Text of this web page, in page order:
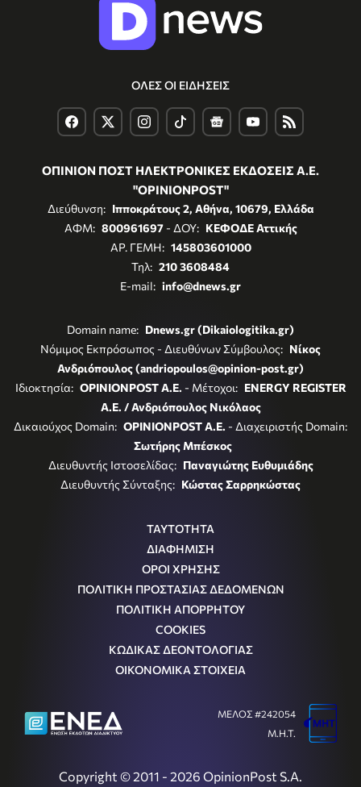
ΟΛΕΣ ΟΙ ΕΙΔΗΣΕΙΣ
ΟΠΙΝΙΟΝ ΠΟΣΤ ΗΛΕΚΤΡΟΝΙΚΕΣ ΕΚΔΟΣΕΙΣ Α.Ε.
"OPINIONPOST"
Διεύθυνση: Ιπποκράτους 2, Αθήνα, 10679, Ελλάδα
ΑΦΜ: 800961697- ΔΟΥ: ΚΕΦΟΔΕ Αττικής
ΑΡ. ΓΕΜΗ: 145803601000
Τηλ: 210 3608484
E-mail: info@dnews.gr
Domain name: Dnews.gr (Dikaiologitika.gr)
Νόμιμος Εκπρόσωπος - Διευθύνων Σύμβουλος: Νίκος
Ανδριόπουλος (andriopoulos@opinion-post.gr)
Ιδιοκτησία: OPINIONPOST A.E. - Μέτοχοι: ENERGY REGISTER
Α.Ε. / Ανδριόπουλος Νικόλαος
Δικαιούχος Domain: OPINIONPOST A.E. - Διαχειριστής Domain:
Σωτήρης Μπέσκος
Διευθυντής Ιστοσελίδας: Παναγιώτης Ευθυμιάδης
Διευθυντής Σύνταξης: Κώστας Σαρρηκώστας
ΤΑΥΤΟΤΗΤΑ
ΔΙΑΦΗΜΙΣΗ
ΟΡΟΙ ΧΡΗΣΗΣ
ΠΟΛΙΤΙΚΗ ΠΡΟΣΤΑΣΙΑΣ ΔΕΔΟΜΕΝΩΝ
ΠΟΛΙΤΙΚΗ ΑΠΟΡΡΗΤΟΥ
COOKIES
ΚΩΔΙΚΑΣ ΔΕΟΝΤΟΛΟΓΙΑΣ
ΟΙΚΟΝΟΜΙΚΑ ΣΤΟΙΧΕΙΑ
Copyright © 2011 - 2026 OpinionPost S.A.
ΜΕΛΟΣ #242054
Μ.Η.Τ.